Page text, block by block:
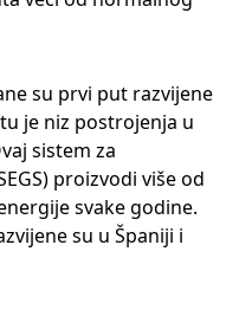
su prvi put razvijene
je niz postrojenja u
sistem za
proizvodi više od
svake godine.
su u Španiji i